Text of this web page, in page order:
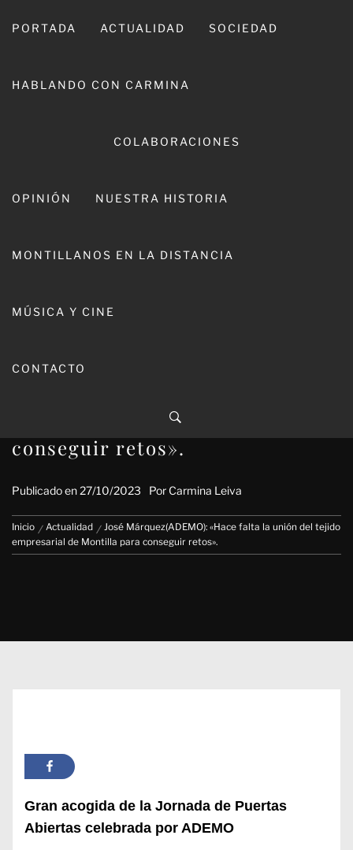
PORTADA ACTUALIDAD SOCIEDAD
HABLANDO CON CARMINA
COLABORACIONES
OPINIÓN NUESTRA HISTORIA
MONTILLANOS EN LA DISTANCIA
MÚSICA Y CINE
CONTACTO
José Márquez(ADEMO): «Hace
empresarial de Montilla para
conseguir retos».
Publicado en27/10/2023 Por Carmina Leiva
Inicio Actualidad
José Márquez(ADEMO): «Hace falta la unión del tejido
empresarial de Montilla para conseguir retos».
Gran acogida de la Jornada de Puertas
Abiertas celebrada por ADEMO